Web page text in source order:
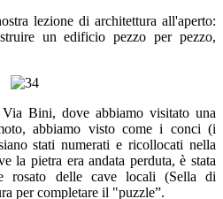
lezione di architettura all'aperto:
un edificio pezzo per pezzo,
Bini, dove abbiamo visitato una
abbiamo visto come i conci (i
stati numerati e ricollocati nella
la pietra era andata perduta, è stata
rosato delle cave locali (Sella di
per completare il "puzzle”.